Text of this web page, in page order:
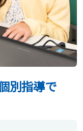
別指導で